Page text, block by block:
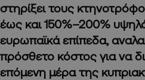
στηρίξει τους
έως και 150%–200%
ευρωπαϊκά επίπεδα,
πρόσθετο κόστος για να
επόμενη μέρα της